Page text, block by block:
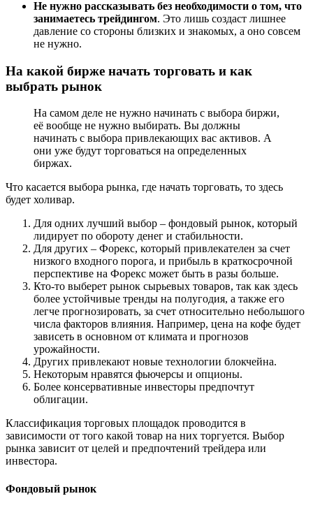
Не нужно рассказывать без необходимости о том, что
занимаетесь трейдингом. Это лишь создаст лишнее
давление со стороны близких и знакомых, а оно совсем
не нужно.
На какой бирже начать торговать и как
выбрать рынок
На самом деле не нужно начинать с выбора биржи,
её вообще не нужно выбирать. Вы должны
начинать с выбора привлекающих вас активов. А
они уже будут торговаться на определенных
биржах.
Что касается выбора рынка, где начать торговать, то здесь
будет холивар.
Для одних лучший выбор – фондовый рынок, который
лидирует по обороту денег и стабильности.
Для других – Форекс, который привлекателен за счет
низкого входного порога, и прибыль в краткосрочной
перспективе на Форекс может быть в разы больше.
Кто-то выберет рынок сырьевых товаров, так как здесь
более устойчивые тренды на полугодия, а также его
легче прогнозировать, за счет относительно небольшого
числа факторов влияния. Например, цена на кофе будет
зависеть в основном от климата и прогнозов
урожайности.
Других привлекают новые технологии блокчейна.
Некоторым нравятся фьючерсы и опционы.
Более консервативные инвесторы предпочтут
облигации.
Классификация торговых площадок проводится в
зависимости от того какой товар на них торгуется. Выбор
рынка зависит от целей и предпочтений трейдера или
инвестора.
Фондовый рынок